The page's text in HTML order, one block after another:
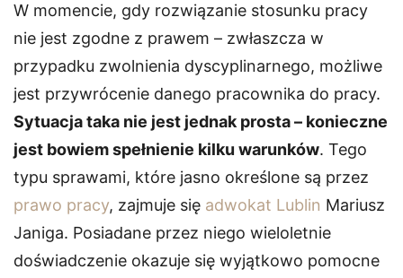
W momencie, gdy rozwiązanie stosunku pracy
nie jest zgodne z prawem – zwłaszcza w
przypadku zwolnienia dyscyplinarnego, możliwe
jest przywrócenie danego pracownika do pracy.
Sytuacja taka nie jest jednak prosta – konieczne
jest bowiem spełnienie kilku warunków. Tego
typu sprawami, które jasno określone są przez
prawo pracy, zajmuje się adwokat Lublin Mariusz
Janiga. Posiadane przez niego wieloletnie
doświadczenie okazuje się wyjątkowo pomocne